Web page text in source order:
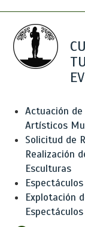
Actuación
Artísticos
Solicitud de
Realización
Esculturas
Explotación